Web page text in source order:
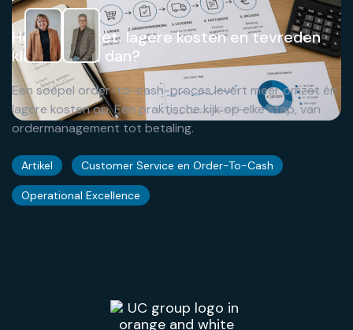
Hogere omzet, lagere kosten en tevreden
klanten HOE dan?
Een soepel order-to-cash-proces levert meer omzet én
lagere kosten op. Een praktische kijk op elke stap, van
ordermanagement tot betaling.
Artikel Customer Service en Order-To-Cash
Operational Excellence